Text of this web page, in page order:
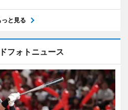
っと見る
フォトニュース